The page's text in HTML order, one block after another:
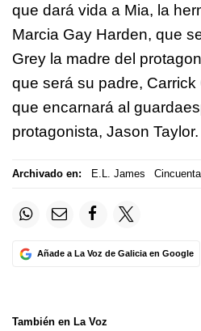
que dará vida a Mia, la
Marcia Gay Harden, que
Grey la madre del
que será su padre, Carrick
que encarnará al
protagonista, Jason Taylor.
Archivado en: E.L. James
Añade a La Voz de Galicia en Google
También en La Voz